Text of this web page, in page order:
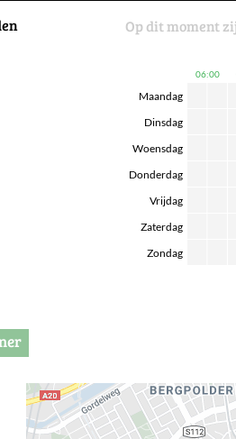
Op dit moment
06:00
Maandag
Dinsdag
Woensdag
Donderdag
Vrijdag
Zaterdag
Zondag